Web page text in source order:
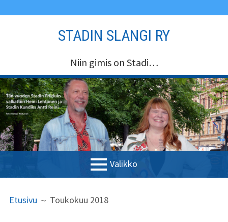
STADIN SLANGI RY
Niin gimis on Stadi…
Valikko
VALIKKO
Etusivu Toukokuu 2018